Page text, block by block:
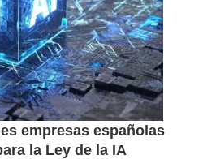
empresas españolas
la Ley de la IA